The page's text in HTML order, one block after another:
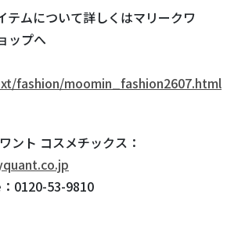
ムについて詳しくはマリークワ
ップへ
fashion/moomin_fashion2607.html
ント コスメチックス：
0120-53-9810